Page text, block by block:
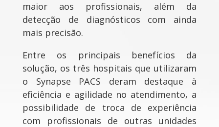
maior aos profissionais, além da
detecção de diagnósticos com ainda
mais precisão.
Entre os principais benefícios da
solução, os três hospitais que utilizaram
o Synapse PACS deram destaque à
eficiência e agilidade no atendimento, a
possibilidade de troca de experiência
com profissionais de outras unidades